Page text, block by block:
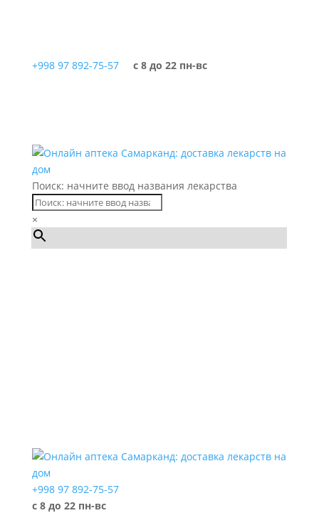
+998 97 892-75-57 с 8 до 22 пн-вс
Поиск: начните ввод названия лекарства
×
+998 97 892-75-57
с 8 до 22 пн-вс